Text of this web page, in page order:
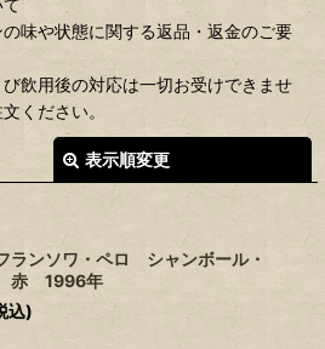
味や状態に関する返品・返金のご要
飲用後の対応は一切お受けできませ
ください。
表示順変更
ランソワ・ペロ シャンボール・
赤 1996年
込)